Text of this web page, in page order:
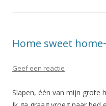
Home sweet
Geef een reactie
Slapen, één van mijn grote